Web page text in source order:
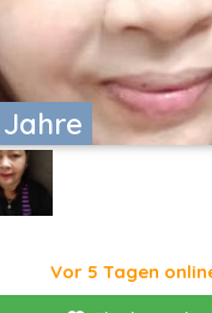
Vor 5 Tagen